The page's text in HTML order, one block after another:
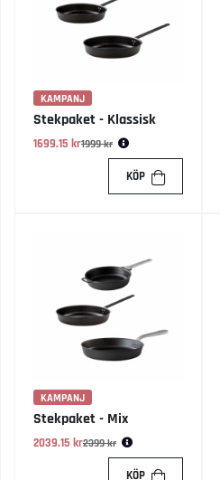
KAMPANJ
Stekpaket - Klassisk
1699.15 kr
Ordinarie pris:
1999 kr
KÖP
KAMPANJ
Stekpaket - Mix
2039.15 kr
Ordinarie pris:
2399 kr
KÖP